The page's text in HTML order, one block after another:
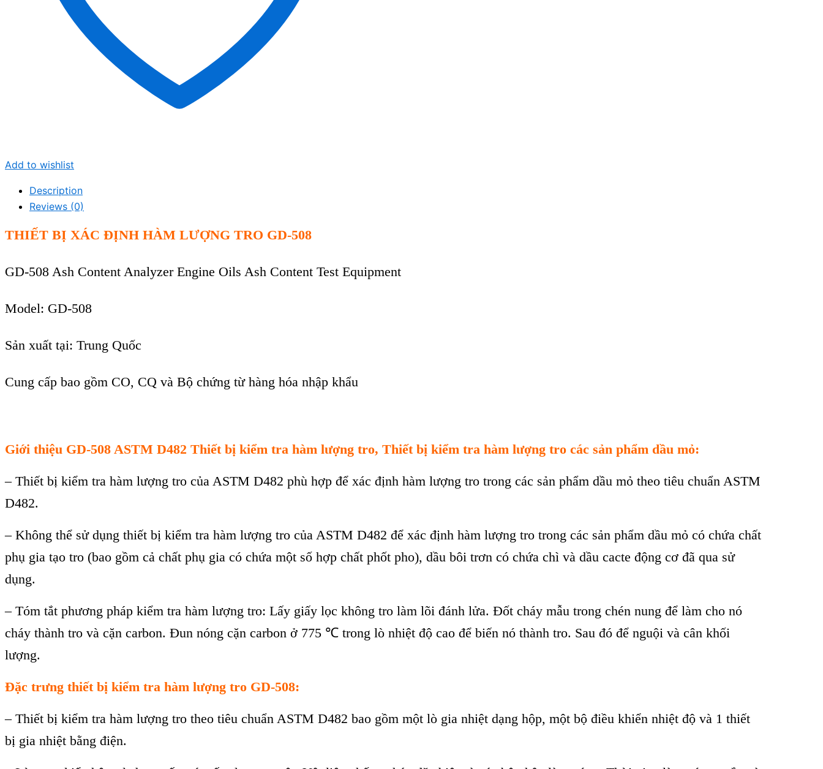
Add to wishlist
Description
Reviews (0)
THIẾT BỊ XÁC ĐỊNH HÀM LƯỢNG TRO GD-508
GD-508 Ash Content Analyzer Engine Oils Ash Content Test Equipment
Model: GD-508
Sản xuất tại: Trung Quốc
Cung cấp bao gồm CO, CQ và Bộ chứng từ hàng hóa nhập khẩu
Giới thiệu GD-508 ASTM D482 Thiết bị kiểm tra hàm lượng tro, Thiết bị kiểm tra hàm lượng tro các sản phẩm dầu mỏ:
– Thiết bị kiểm tra hàm lượng tro của ASTM D482 phù hợp để xác định hàm lượng tro trong các sản phẩm dầu mỏ theo tiêu chuẩn ASTM
D482.
– Không thể sử dụng thiết bị kiểm tra hàm lượng tro của ASTM D482 để xác định hàm lượng tro trong các sản phẩm dầu mỏ có chứa chất
phụ gia tạo tro (bao gồm cả chất phụ gia có chứa một số hợp chất phốt pho), dầu bôi trơn có chứa chì và dầu cacte động cơ đã qua sử
dụng.
– Tóm tắt phương pháp kiểm tra hàm lượng tro: Lấy giấy lọc không tro làm lõi đánh lửa. Đốt cháy mẫu trong chén nung để làm cho nó
cháy thành tro và cặn carbon. Đun nóng cặn carbon ở 775 ℃ trong lò nhiệt độ cao để biến nó thành tro. Sau đó để nguội và cân khối
lượng.
Đặc trưng thiết bị kiểm tra hàm lượng tro GD-508:
–Thiết bị kiểm tra hàm lượng tro theo tiêu chuẩn ASTM D482 bao gồm một lò gia nhiệt dạng hộp, một bộ điều khiển nhiệt độ và 1 thiết
bị gia nhiệt bằng điện.